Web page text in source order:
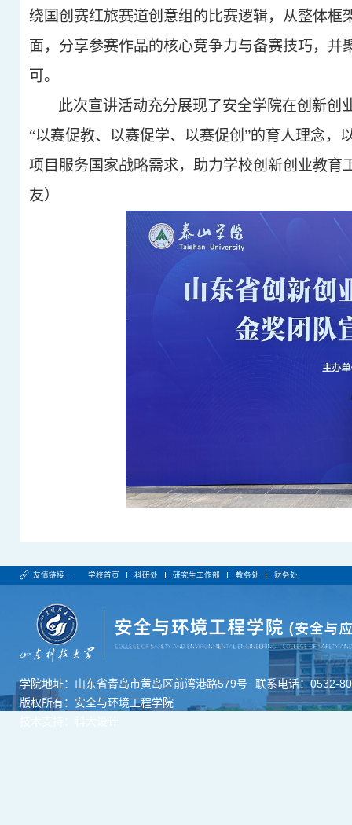
绕国创赛红旅赛道创意组的比赛逻辑，从整体
面，分享参赛作品的核心竞争力与备赛技巧，
可。
此次宣讲活动充分展现了安全学院在创新
“以赛促教、以赛促学、以赛促创”的育人理念
项目服务国家战略需求，助力学校创新创业教
友）
友情链接 : 学校首页 科研处 研究生工作部 教务处 财务处
学院地址：山东省青岛市黄岛区前湾港路579号
联系电话：0532-
版权所有：安全与环境工程学院